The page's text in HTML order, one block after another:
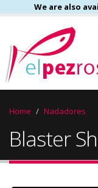
We are also
Home Nadadores
Blaster